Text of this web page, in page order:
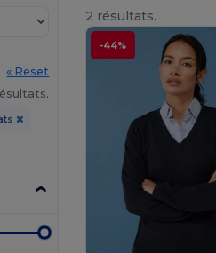
« Reset
2 résultats.
-44%